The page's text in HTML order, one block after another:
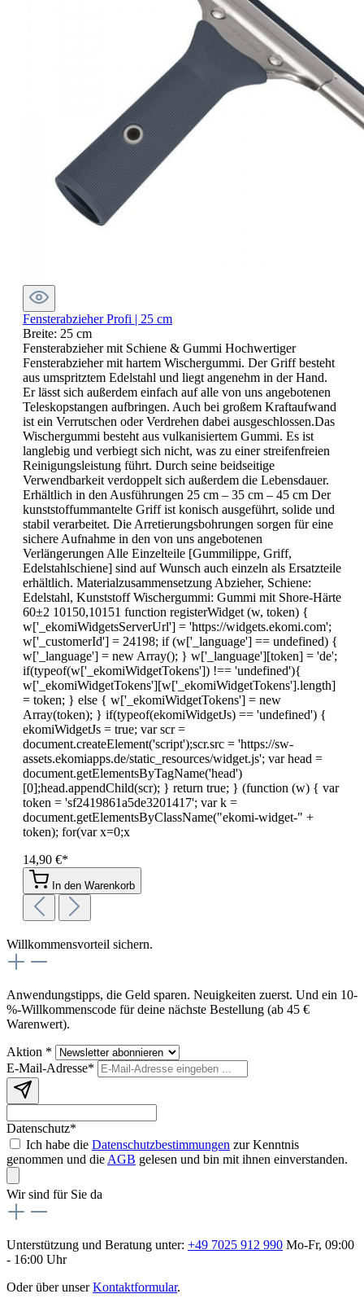
Fensterabzieher Profi | 25 cm
Breite: 25 cm
Fensterabzieher mit Schiene & Gummi Hochwertiger
Fensterabzieher mit hartem Wischergummi. Der Griff besteht
aus umspritztem Edelstahl und liegt angenehm in der Hand.
Er lässt sich außerdem einfach auf alle von uns angebotenen
Teleskopstangen aufbringen. Auch bei großem Kraftaufwand
ist ein Verrutschen oder Verdrehen dabei ausgeschlossen.Das
Wischergummi besteht aus vulkanisiertem Gummi. Es ist
langlebig und verbiegt sich nicht, was zu einer streifenfreien
Reinigungsleistung führt. Durch seine beidseitige
Verwendbarkeit verdoppelt sich außerdem die Lebensdauer.
Erhältlich in den Ausführungen 25 cm – 35 cm – 45 cm Der
kunststoffummantelte Griff ist konisch ausgeführt, solide und
stabil verarbeitet. Die Arretierungsbohrungen sorgen für eine
sichere Aufnahme in den von uns angebotenen
Verlängerungen Alle Einzelteile [Gummilippe, Griff,
Edelstahlschiene] sind auf Wunsch auch einzeln als Ersatzteile
erhältlich. Materialzusammensetzung Abzieher, Schiene:
Edelstahl, Kunststoff Wischergummi: Gummi mit Shore-Härte
60±2 10150,10151 function registerWidget (w, token) {
w['_ekomiWidgetsServerUrl'] = 'https://widgets.ekomi.com';
w['_customerId'] = 24198; if (w['_language'] == undefined) {
w['_language'] = new Array(); } w['_language'][token] = 'de';
if(typeof(w['_ekomiWidgetTokens']) !== 'undefined'){
w['_ekomiWidgetTokens'][w['_ekomiWidgetTokens'].length]
= token; } else { w['_ekomiWidgetTokens'] = new
Array(token); } if(typeof(ekomiWidgetJs) == 'undefined') {
ekomiWidgetJs = true; var scr =
document.createElement('script');scr.src = 'https://sw-
assets.ekomiapps.de/static_resources/widget.js'; var head =
document.getElementsByTagName('head')
[0];head.appendChild(scr); } return true; } (function (w) { var
token = 'sf2419861a5de3201417'; var k =
document.getElementsByClassName("ekomi-widget-" +
token); for(var x=0;x
14,90 €*
In den Warenkorb
Willkommensvorteil sichern.
Anwendungstipps, die Geld sparen. Neuigkeiten zuerst. Und ein 10-
%-Willkommenscode für deine nächste Bestellung (ab 45 €
Warenwert).
Aktion *
E-Mail-Adresse*
Datenschutz*
Ich habe die Datenschutzbestimmungen zur Kenntnis
genommen und die AGB gelesen und bin mit ihnen einverstanden.
Wir sind für Sie da
Unterstützung und Beratung unter: +49 7025 912 990 Mo-Fr, 09:00
- 16:00 Uhr
Oder über unserKontaktformular.